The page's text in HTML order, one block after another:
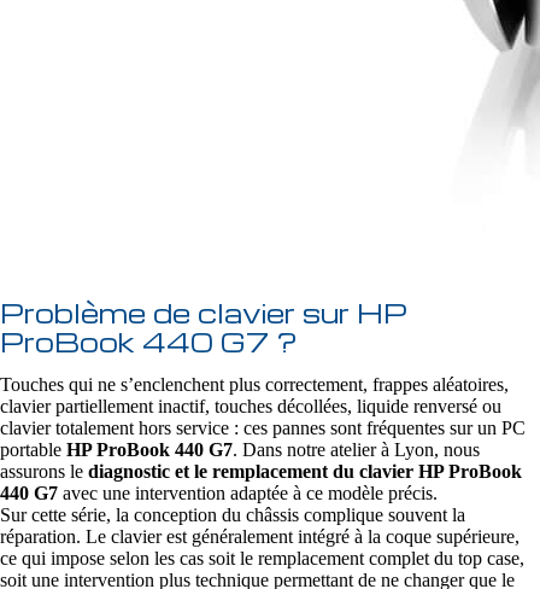
Problème de clavier sur HP
ProBook 440 G7 ?
Touches qui ne s’enclenchent plus correctement, frappes aléatoires,
clavier partiellement inactif, touches décollées, liquide renversé ou
clavier totalement hors service : ces pannes sont fréquentes sur un PC
portable HP ProBook 440 G7. Dans notre atelier à Lyon, nous
assurons le diagnostic et le remplacement du clavier HP ProBook
440 G7 avec une intervention adaptée à ce modèle précis.
Sur cette série, la conception du châssis complique souvent la
réparation. Le clavier est généralement intégré à la coque supérieure,
ce qui impose selon les cas soit le remplacement complet du top case,
soit une intervention plus technique permettant de ne changer que le